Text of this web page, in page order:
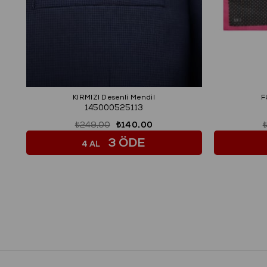
KIRMIZI Desenli Mendil
145000525113
₺140,00
₺249,00
4 AL 3 ÖDE